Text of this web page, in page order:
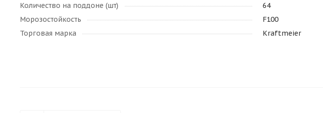
Количество на поддоне (шт)
64
Морозостойкость
F100
Торговая марка
Kraftmeier